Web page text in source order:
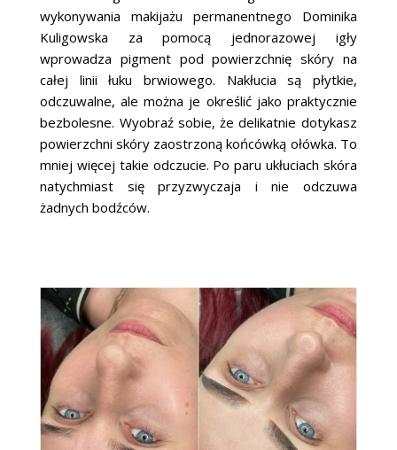
wykonywania makijażu permanentnego Dominika
Kuligowska za pomocą jednorazowej igły
wprowadza pigment pod powierzchnię skóry na
całej linii łuku brwiowego. Nakłucia są płytkie,
odczuwalne, ale można je określić jako praktycznie
bezbolesne. Wyobraź sobie, że delikatnie dotykasz
powierzchni skóry zaostrzoną końcówką ołówka. To
mniej więcej takie odczucie. Po paru ukłuciach skóra
natychmiast się przyzwyczaja i nie odczuwa
żadnych bodźców.